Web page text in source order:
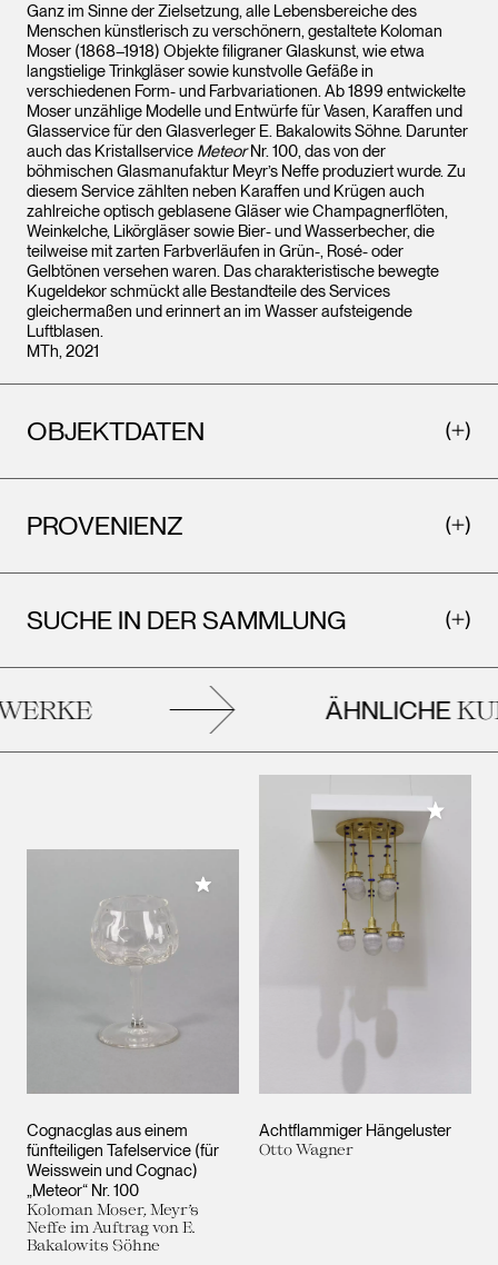
Ganz im Sinne der Zielsetzung, alle Lebensbereiche des
Menschen künstlerisch zu verschönern, gestaltete Koloman
Moser (1868–1918) Objekte filigraner Glaskunst, wie etwa
langstielige Trinkgläser sowie kunstvolle Gefäße in
verschiedenen Form- und Farbvariationen. Ab 1899 entwickelte
Moser unzählige Modelle und Entwürfe für Vasen, Karaffen und
Glasservice für den Glasverleger E. Bakalowits Söhne. Darunter
auch das Kristallservice MeteorNr. 100, das von der
böhmischen Glasmanufaktur Meyr’s Neffe produziert wurde. Zu
diesem Service zählten neben Karaffen und Krügen auch
zahlreiche optisch geblasene Gläser wie Champagnerflöten,
Weinkelche, Likörgläser sowie Bier- und Wasserbecher, die
teilweise mit zarten Farbverläufen in Grün-, Rosé- oder
Gelbtönen versehen waren. Das charakteristische bewegte
Kugeldekor schmückt alle Bestandteile des Services
gleichermaßen und erinnert an im Wasser aufsteigende
Luftblasen.
MTh, 2021
OBJEKTDATEN
PROVENIENZ
SUCHE IN DER SAMMLUNG
ÄHNLICHE
Cognacglas aus einem
fünfteiligen Tafelservice (für
Weisswein und Cognac)
„Meteor“ Nr. 100
Koloman Moser, Meyr’s
Neffe im Auftrag von E.
Bakalowits Söhne
Meiner Sammlung hinzufügen
Achtflammiger Hängeluster
Otto Wagner
Meiner